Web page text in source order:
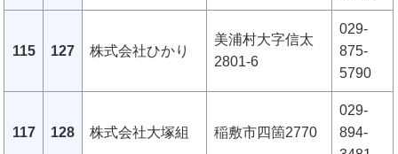
115 127 株式会社ひかり
美浦村大字信太
2801-6
029-
875-
5790
117 128 株式会社大塚組 稲敷市四箇2770
029-
894-